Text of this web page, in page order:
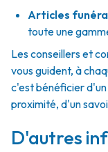
Articles
toute une
Les conseillers et
vous guident, à
c'est bénéficier
proximité, d'un
D'autres